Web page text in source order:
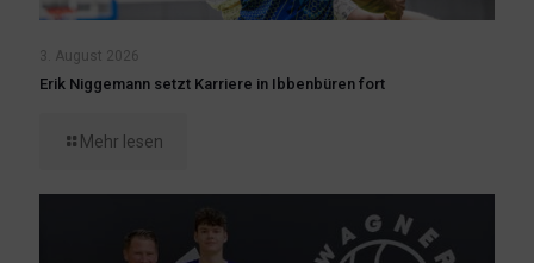
3. August 2026
Erik Niggemann setzt Karriere in Ibbenbüren fort
Mehr lesen